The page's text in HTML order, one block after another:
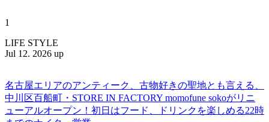
1
LIFE STYLE
Jul 12. 2026 up
名古屋エリアのアンティーク、古物好きの聖地とも言える、
中川区百船町・STORE IN FACTORY momofune sokoがリニ
ューアルオープン！初日はフード、ドリンクを楽しめる22時